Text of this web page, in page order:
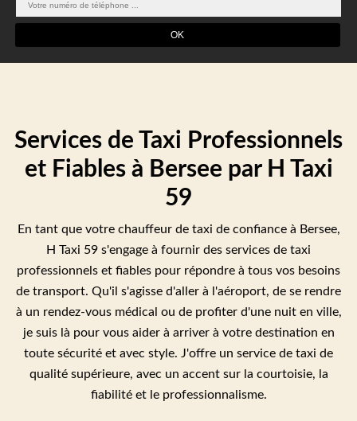
Services de Taxi Professionnels
et Fiables à Bersee par H Taxi
59
En tant que votre chauffeur de taxi de confiance à Bersee,
H Taxi 59 s'engage à fournir des services de taxi
professionnels et fiables pour répondre à tous vos besoins
de transport. Qu'il s'agisse d'aller à l'aéroport, de se rendre
à un rendez-vous médical ou de profiter d'une nuit en ville,
je suis là pour vous aider à arriver à votre destination en
toute sécurité et avec style. J'offre un service de taxi de
qualité supérieure, avec un accent sur la courtoisie, la
fiabilité et le professionnalisme.